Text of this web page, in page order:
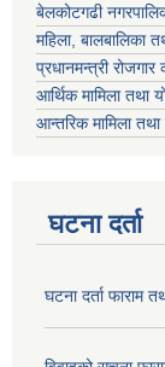
बेलकोटगढी
महिला, बालबालिका
प्रधानमन्त्री रोजगार
आर्थिक मामिला तथा
आन्तरिक मामिला
घटना दर्ता
घटना दर्ता फाराम